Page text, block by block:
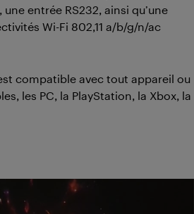
entrée RS232, ainsi qu’une
Wi-Fi 802,11 a/b/g/n/ac
compatible avec tout appareil ou
les PC, la PlayStation, la Xbox, la